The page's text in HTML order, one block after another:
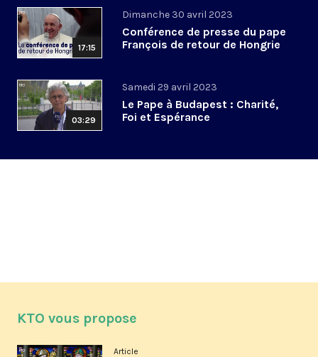
17:15
Dimanche 30 avril 2023
Conférence de presse du pape
François de retour de Hongrie
03:29
Samedi 29 avril 2023
Le Pape à Budapest : Charité,
Foi et Espérance
KTO vous propose
Article